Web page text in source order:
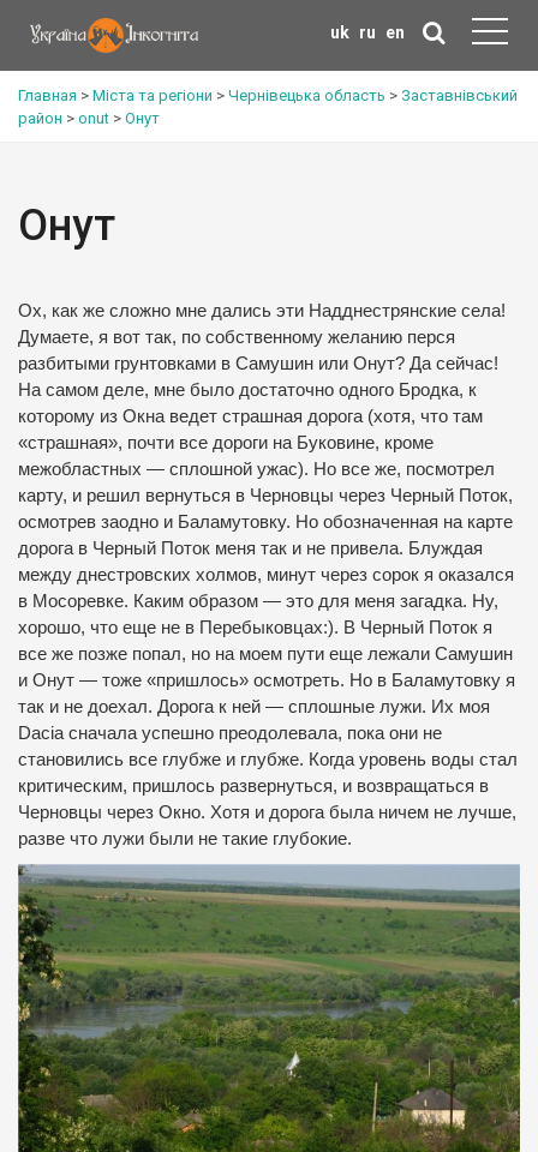
uk ru en
Главная > Міста та регіони > Чернівецька область > Заставнівський
район > onut > Онут
Онут
Ох, как же сложно мне дались эти Надднестрянские села!
Думаете, я вот так, по собственному желанию перся
разбитыми грунтовками в Самушин или Онут? Да сейчас!
На самом деле, мне было достаточно одного Бродка, к
которому из Окна ведет страшная дорога (хотя, что там
«страшная», почти все дороги на Буковине, кроме
межобластных — сплошной ужас). Но все же, посмотрел
карту, и решил вернуться в Черновцы через Черный Поток,
осмотрев заодно и Баламутовку. Но обозначенная на карте
дорога в Черный Поток меня так и не привела. Блуждая
между днестровских холмов, минут через сорок я оказался
в Мосоревке. Каким образом — это для меня загадка. Ну,
хорошо, что еще не в Перебыковцах:). В Черный Поток я
все же позже попал, но на моем пути еще лежали Самушин
и Онут — тоже «пришлось» осмотреть. Но в Баламутовку я
так и не доехал. Дорога к ней — сплошные лужи. Их моя
Dacia сначала успешно преодолевала, пока они не
становились все глубже и глубже. Когда уровень воды стал
критическим, пришлось развернуться, и возвращаться в
Черновцы через Окно. Хотя и дорога была ничем не лучше,
разве что лужи были не такие глубокие.